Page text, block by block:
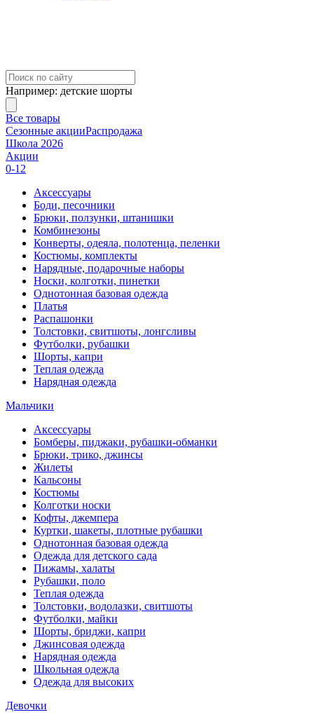
Например: детские шорты
Все товары
Сезонные акцииРаспродажа
Школа 2026
Акции
0-12
Аксессуары
Боди, песочники
Брюки, ползунки, штанишки
Комбинезоны
Конверты, одеяла, полотенца, пеленки
Костюмы, комплекты
Нарядные, подарочные наборы
Носки, колготки, пинетки
Однотонная базовая одежда
Платья
Распашонки
Толстовки, свитшоты, лонгсливы
Футболки, рубашки
Шорты, капри
Теплая одежда
Нарядная одежда
Мальчики
Аксессуары
Бомберы, пиджаки, рубашки-обманки
Брюки, трико, джинсы
Жилеты
Кальсоны
Костюмы
Колготки носки
Кофты, джемпера
Куртки, шакеты, плотные рубашки
Однотонная базовая одежда
Одежда для детского сада
Пижамы, халаты
Рубашки, поло
Теплая одежда
Толстовки, водолазки, свитшоты
Футболки, майки
Шорты, бриджи, капри
Джинсовая одежда
Нарядная одежда
Школьная одежда
Одежда для высоких
Девочки